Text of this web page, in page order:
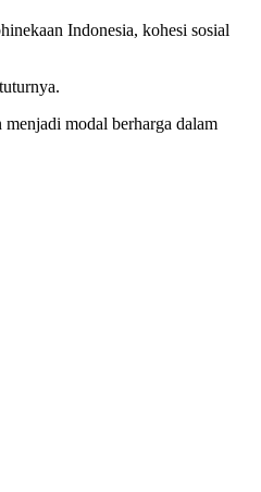
Indonesia, kohesi sosial
modal berharga dalam